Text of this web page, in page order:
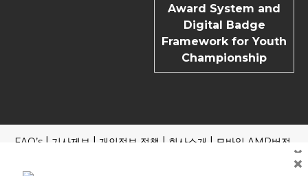
Award System and
Digital Badge
Framework for Youth
Championship
FAQ’s 기사제보 개인정보 정책 회사소개 모바일 AMP버전 ×
×